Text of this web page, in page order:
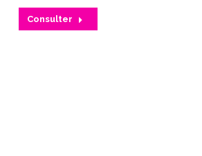
Consulter